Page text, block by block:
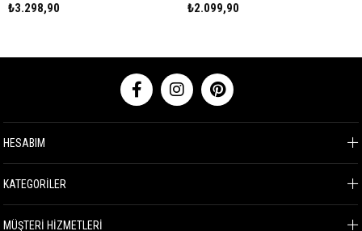
₺3.298,90 ₺2.099,90
HESABIM
KATEGORİLER
MÜŞTERİ HİZMETLERİ